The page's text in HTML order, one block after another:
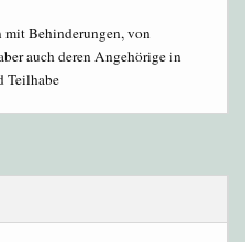
mit Behinderungen, von
auch deren Angehörige in
Teilhabe